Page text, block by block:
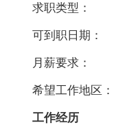
求职类型：
可到职日期：
月薪要求：
希望工作地区：
工作经历